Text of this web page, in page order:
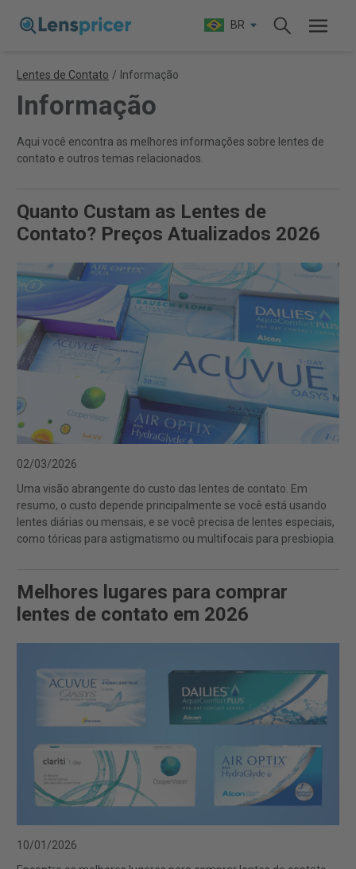
BR
Lentes de Contato / Informação
Informação
Aqui você encontra as melhores informações sobre lentes de
contato e outros temas relacionados.
Quanto Custam as Lentes de
Contato? Preços Atualizados 2026
02/03/2026
Uma visão abrangente do custo das lentes de contato. Em
resumo, o custo depende principalmente se você está usando
lentes diárias ou mensais, e se você precisa de lentes especiais,
como tóricas para astigmatismo ou multifocais para presbiopia.
Melhores lugares para comprar
lentes de contato em 2026
10/01/2026